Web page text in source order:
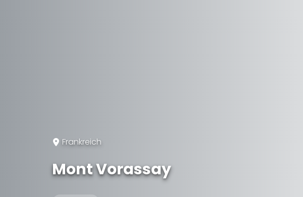
Frankreich
Mont Vorassay